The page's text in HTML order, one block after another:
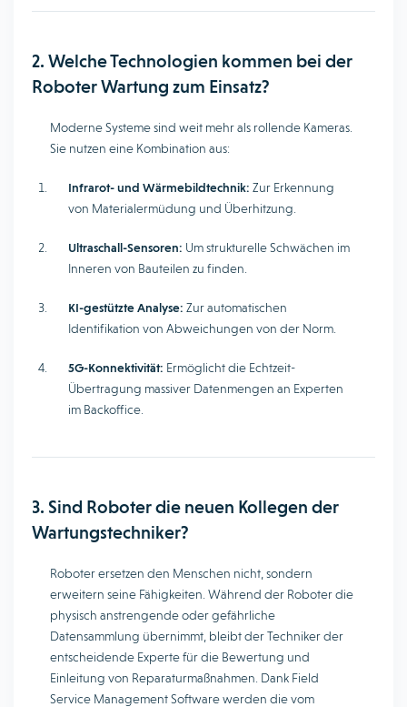
2. Welche Technologien kommen bei der
Roboter Wartung zum Einsatz?
Moderne Systeme sind weit mehr als rollende Kameras.
Sie nutzen eine Kombination aus:
Infrarot- und Wärmebildtechnik: Zur Erkennung
von Materialermüdung und Überhitzung.
Ultraschall-Sensoren: Um strukturelle Schwächen im
Inneren von Bauteilen zu finden.
KI-gestützte Analyse: Zur automatischen
Identifikation von Abweichungen von der Norm.
5G-Konnektivität: Ermöglicht die Echtzeit-
Übertragung massiver Datenmengen an Experten
im Backoffice.
3. Sind Roboter die neuen Kollegen der
Wartungstechniker?
Roboter ersetzen den Menschen nicht, sondern
erweitern seine Fähigkeiten. Während der Roboter die
physisch anstrengende oder gefährliche
Datensammlung übernimmt, bleibt der Techniker der
entscheidende Experte für die Bewertung und
Einleitung von Reparaturmaßnahmen. Dank Field
Service Management Software werden die vom